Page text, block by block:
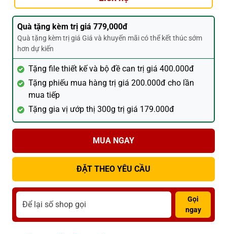
Quà tặng kèm trị giá 779,000đ
Quà tặng kèm trị giá Giá và khuyến mãi có thể kết thúc sớm
hơn dự kiến
Tặng file thiết kế và bộ đề can trị giá 400.000đ
Tặng phiếu mua hàng trị giá 200.000đ cho lần
mua tiếp
Tặng gia vị ướp thị 300g trị giá 179.000đ
MUA NGAY
ĐẶT THEO YÊU CẦU
Gọi
ngay